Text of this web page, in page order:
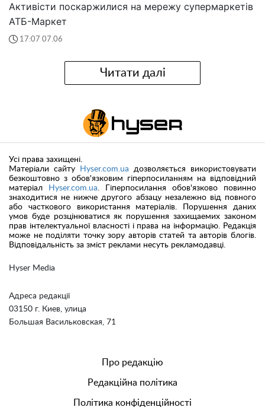
Активісти поскаржилися на мережу супермаркетів
АТБ-Маркет
17:07 07.06
Читати далі
Hyser Media
Адреса редакції
03150 г. Киев, улица
Большая Васильковская, 71
Усі права захищені.
Матеріали сайту
Hyser.com.ua дозволяється використовувати
безкоштовно з обов'язковим гіперпосиланням на відповідний
матеріал
Hyser.com.ua. Гіперпосилання обов'язково повинно
знаходитися не нижче другого абзацу незалежно від повного
або часткового використання матеріалів. Порушення даних
умов буде розцінюватися як порушення захищаемих законом
прав інтелектуальної власності і права на інформацію. Редакція
може не поділяти точку зору авторів статей та авторів блогів.
Відповідальність за зміст реклами несуть рекламодавці.
Про редакцію
Редакційна політика
Політика конфіденційності